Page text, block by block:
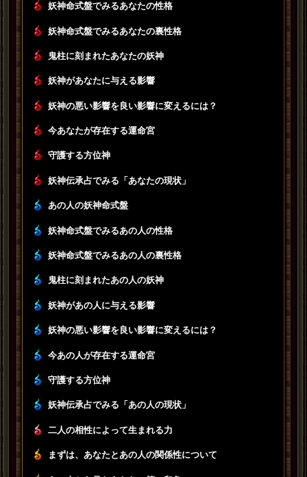
妖神命式盤でみるあなたの性格
妖神命式盤でみるあなたの裏性格
鬼柱に刻まれたあなたの妖神
妖神があなたに与える影響
妖神の悪い影響を良い影響に変えるには？
今あなたが存在する運命宮
守護する方位神
妖神伝承占でみる「あなたの現状」
あの人の妖神命式盤
妖神命式盤でみるあの人の性格
妖神命式盤でみるあの人の裏性格
鬼柱に刻まれたあの人の妖神
妖神があの人に与える影響
妖神の悪い影響を良い影響に変えるには？
今あの人が存在する運命宮
守護する方位神
妖神伝承占でみる「あの人の現状」
二人の相性によって生まれる力
まずは、あなたとあの人の関係性について